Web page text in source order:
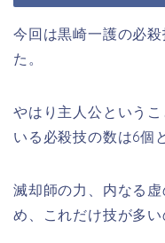
今回は黒崎一護の必
た。
やはり主人公という
いる必殺技の数は6個
滅却師の力、内なる
め、これだけ技が多い